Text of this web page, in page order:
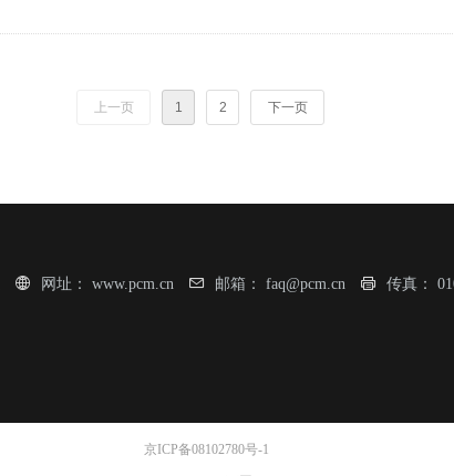
上一页 1 2 下一页
网址： www.pcm.cn 邮箱： faq@pcm.cn 传真：
京ICP备08102780号-1